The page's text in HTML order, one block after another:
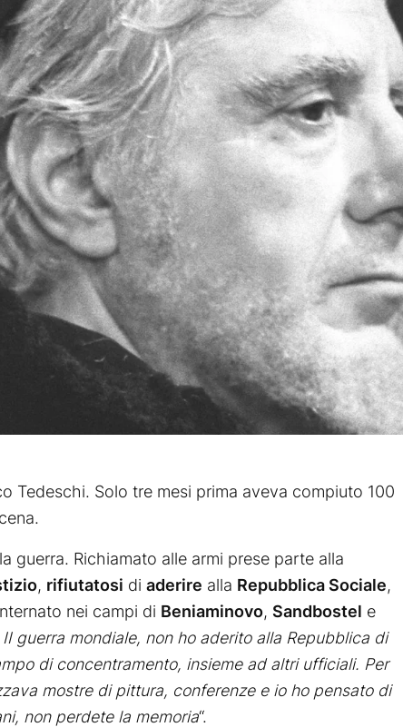
Tedeschi. Solo tre mesi prima aveva compiuto 100
guerra. Richiamato alle armi prese parte alla
, rifiutatosi di aderire alla Repubblica Sociale,
nei campi di Beniaminovo, Sandbostel e
guerra mondiale, non ho aderito alla Repubblica di
di concentramento, insieme ad altri ufficiali. Per
mostre di pittura, conferenze e io ho pensato di
non perdete la memoria“.